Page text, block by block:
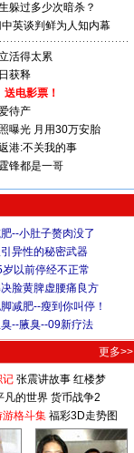
躲过多少次暗杀？
英谈判鲜为人知内幕
活得太累
获释
送电影票！
待产
曝光 月用30万安胎
港:不关我的事
锋都是一哥
--小肚子赘肉没了
异性的秘密武器
岁以前停经不正常
脸黄脾虚腰痛良方
减肥--瘦到你叫停！
--腋臭--09新疗法
更多>>
记 张震讲故事 红楼梦
凡的世界 货币战争2
游格斗集 福彩3D走势图